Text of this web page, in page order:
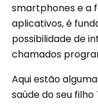
smartphones e a
aplicativos, é
possibilidade de
chamados
Aqui estão
saúde do seu filho